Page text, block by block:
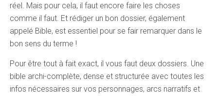
réel. Mais pour cela, il faut encore faire les choses
comme il faut. Et rédiger un bon dossier, également
appelé Bible, est essentiel pour se fair remarquer dans le
bon sens du terme !
Pour être tout à fait exact, il vous faut deux dossiers. Une
bible archi-complète, dense et structurée avec toutes les
infos nécessaires sur vos personnages, arcs narratifs et